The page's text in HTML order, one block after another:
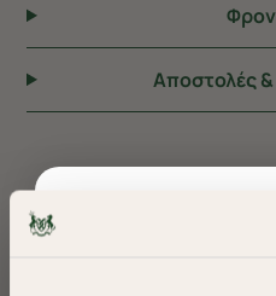
Αποστολές
ΠΡΟΤΕΙΝΟΥΜΕ ΓΙΑ